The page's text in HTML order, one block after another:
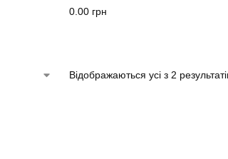
0.00 грн
Відображаються усі з 2